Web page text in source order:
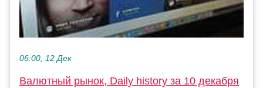
06:00, 12 Дек
Валютный рынок, Daily history за 10 декабря